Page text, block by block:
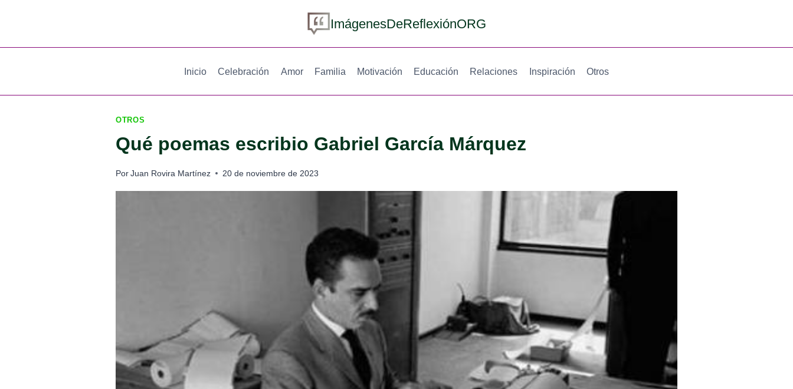
ImágenesDeReflexiónORG
Inicio Celebración Amor Familia Motivación Educación Relaciones Inspiración Otros
OTROS
Qué poemas escribio Gabriel García Márquez
PorJuan Rovira Martínez 20 de noviembre de 2023